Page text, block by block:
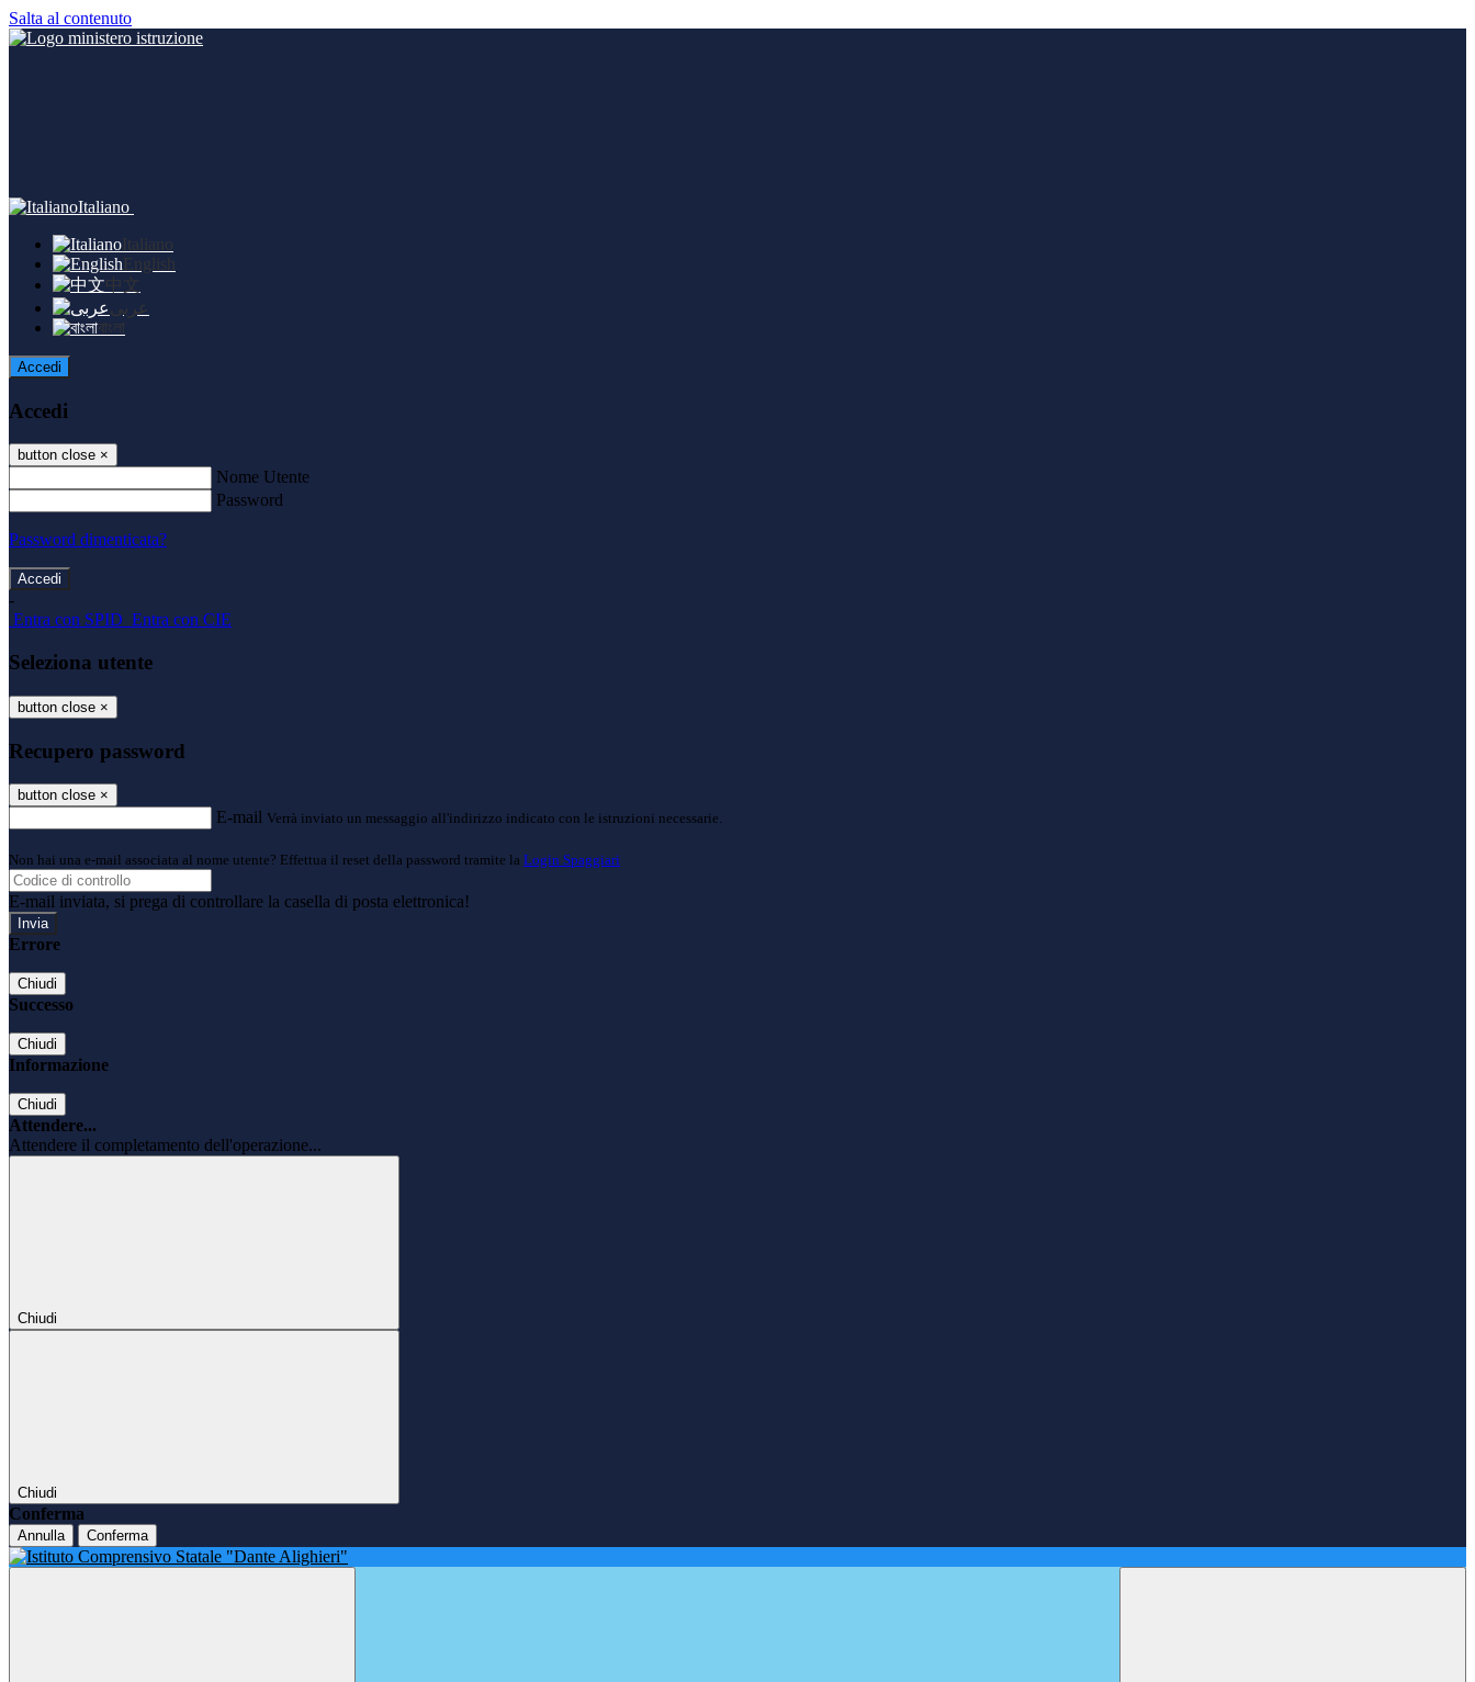
Salta al contenuto
Italiano
Italiano
English
中文
عربى
বাংলা
Accedi
Accedi
button close ×
Nome Utente
Password
Password dimenticata?
-
Entra con SPID Entra con CIE
Seleziona utente
button close ×
Recupero password
button close ×
E-mail Verrà inviato un messaggio all'indirizzo indicato con le istruzioni necessarie.
Non hai una e-mail associata al nome utente? Effettua il reset della password tramite la Login Spaggiari
E-mail inviata, si prega di controllare la casella di posta elettronica!
Errore
Chiudi
Successo
Chiudi
Informazione
Chiudi
Attendere...
Attendere il completamento dell'operazione...
Chiudi
Chiudi
Conferma
Annulla Conferma